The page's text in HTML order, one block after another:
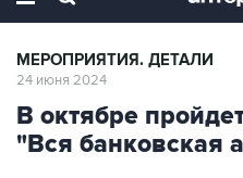
МЕРОПРИЯТИЯ. ДЕТАЛИ
24 июня 2024
В октябре
"Вся банковская